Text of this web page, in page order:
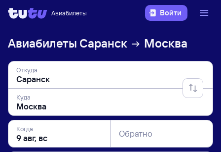
Авиабилеты Войти
Авиабилеты Саранск Москва
Откуда
Куда
Когда Обратно